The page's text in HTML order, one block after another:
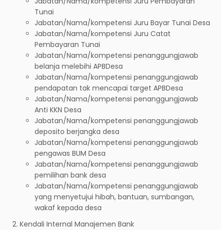
Tunai
Jabatan/Nama/kompetensi Juru Bayar Tunai Desa
Jabatan/Nama/kompetensi Juru Catat
Pembayaran Tunai
Jabatan/Nama/kompetensi penanggungjawab
belanja melebihi APBDesa
Jabatan/Nama/kompetensi penanggungjawab
pendapatan tak mencapai target APBDesa
Jabatan/Nama/kompetensi penanggungjawab
Anti KKN Desa
Jabatan/Nama/kompetensi penanggungjawab
deposito berjangka desa
Jabatan/Nama/kompetensi penanggungjawab
pengawas BUM Desa
Jabatan/Nama/kompetensi penanggungjawab
pemilihan bank desa
Jabatan/Nama/kompetensi penanggungjawab
yang menyetujui hibah, bantuan, sumbangan,
wakaf kepada desa
Kendali Internal Manajemen Bank